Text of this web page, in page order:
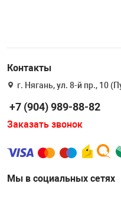
Контакты
г. Нягань, ул. 8-й пр., 10
+7 (904) 989-88-82
Заказать звонок
Мы в социальных сетях